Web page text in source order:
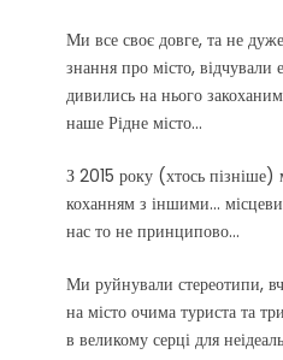
Ми все своє довге, та не
знання про місто, відчували
дивились на нього
наше Рідне місто...
З 2015 року (хтось пізніше)
коханням з іншими...
нас то не принципово…
Ми руйнували стереотипи,
на місто очима туриста та
в великому серці для